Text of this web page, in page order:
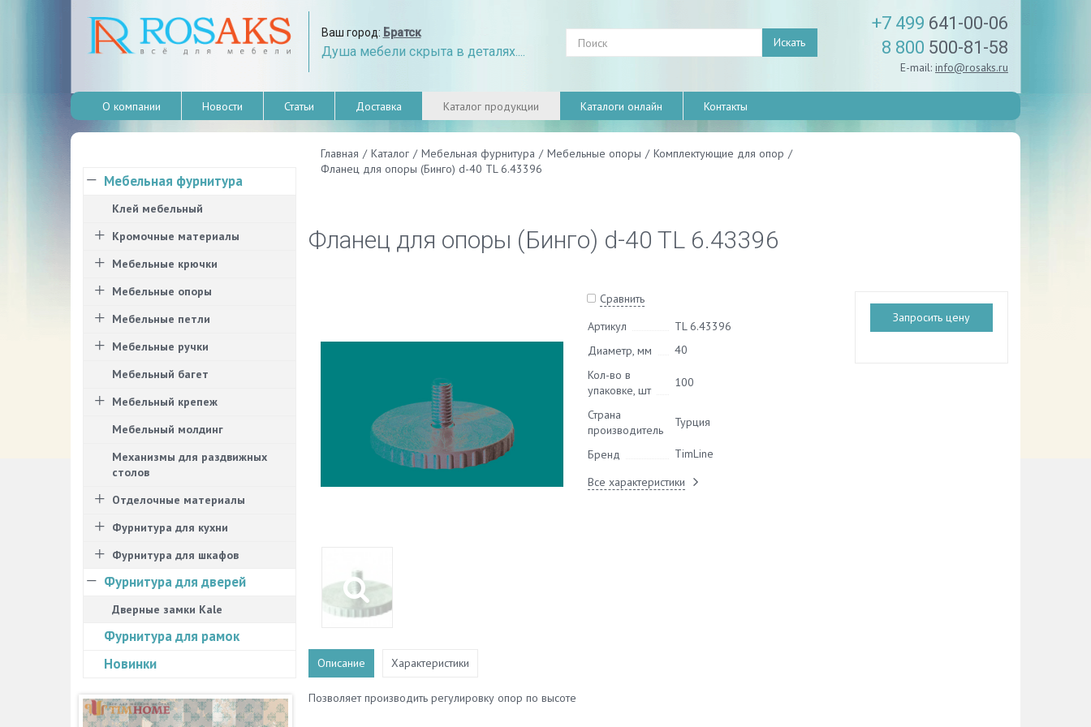
Ваш город: Братск
Душа мебели скрыта в деталях....
Искать
+7 499 641-00-06
8 800 500-81-58
E-mail: info@rosaks.ru
О компании Новости Статьи Доставка Каталог продукции Каталоги онлайн Контакты
Главная / Каталог / Мебельная фурнитура / Мебельные опоры / Комплектующие для опор /
Фланец для опоры (Бинго) d-40 TL 6.43396
Фланец для опоры (Бинго) d-40 TL 6.43396
Сравнить
Артикул
TL 6.43396
Диаметр, мм
40
Кол-во в
упаковке, шт
100
Страна
производитель
Турция
Бренд
TimLine
Все характеристики
Запросить цену
Описание Характеристики
Позволяет производить регулировку опор по высоте
Мебельная фурнитура
Клей мебельный
Кромочные материалы
Мебельные крючки
Мебельные опоры
Мебельные петли
Мебельные ручки
Мебельный багет
Мебельный крепеж
Мебельный молдинг
Механизмы для раздвижных
столов
Отделочные материалы
Фурнитура для кухни
Фурнитура для шкафов
Фурнитура для дверей
Дверные замки Kale
Фурнитура для рамок
Новинки